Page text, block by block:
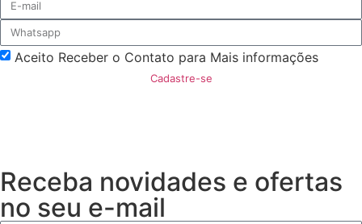
Aceito Receber o Contato para Mais informações
Cadastre-se
Receba novidades e ofertas
no seu e-mail